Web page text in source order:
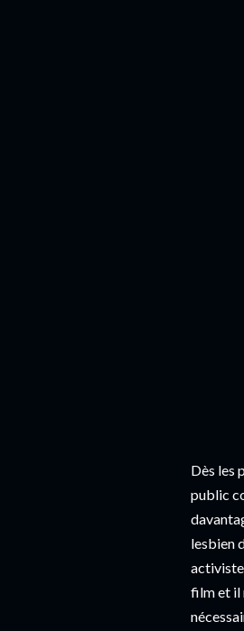
Dès les
public
lesbien
film et il